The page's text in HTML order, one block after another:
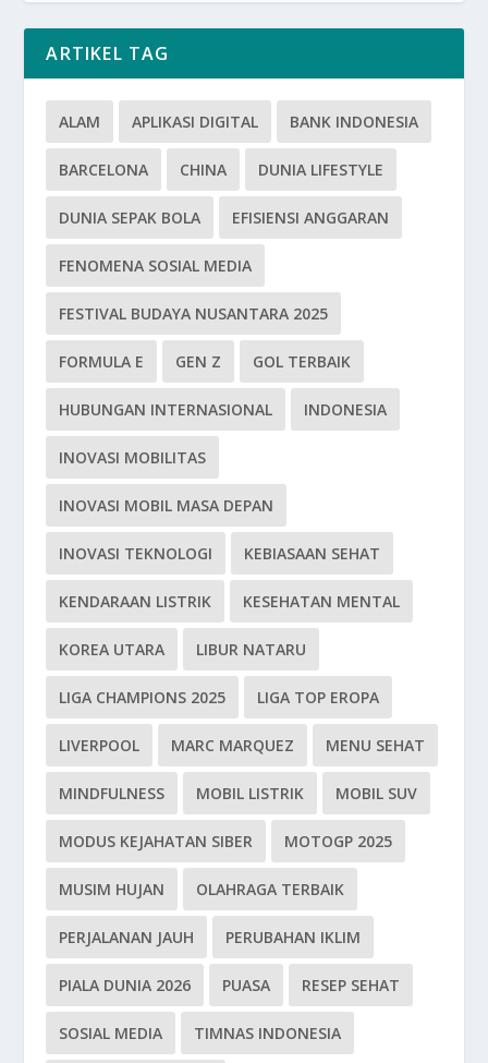
ARTIKEL TAG
ALAM APLIKASI DIGITAL BANK INDONESIA
BARCELONA CHINA DUNIA LIFESTYLE
DUNIA SEPAK BOLA EFISIENSI ANGGARAN
FENOMENA SOSIAL MEDIA
FESTIVAL BUDAYA NUSANTARA 2025
FORMULA E GEN Z GOL TERBAIK
HUBUNGAN INTERNASIONAL INDONESIA
INOVASI MOBILITAS
INOVASI MOBIL MASA DEPAN
INOVASI TEKNOLOGI KEBIASAAN SEHAT
KENDARAAN LISTRIK KESEHATAN MENTAL
KOREA UTARA LIBUR NATARU
LIGA CHAMPIONS 2025 LIGA TOP EROPA
LIVERPOOL MARC MARQUEZ MENU SEHAT
MINDFULNESS MOBIL LISTRIK MOBIL SUV
MODUS KEJAHATAN SIBER MOTOGP 2025
MUSIM HUJAN OLAHRAGA TERBAIK
PERJALANAN JAUH PERUBAHAN IKLIM
PIALA DUNIA 2026 PUASA RESEP SEHAT
SOSIAL MEDIA TIMNAS INDONESIA